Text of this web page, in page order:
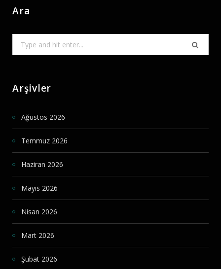
Ara
for:
Arşivler
Ağustos 2026
Temmuz 2026
Haziran 2026
Mayıs 2026
Nisan 2026
Mart 2026
Şubat 2026